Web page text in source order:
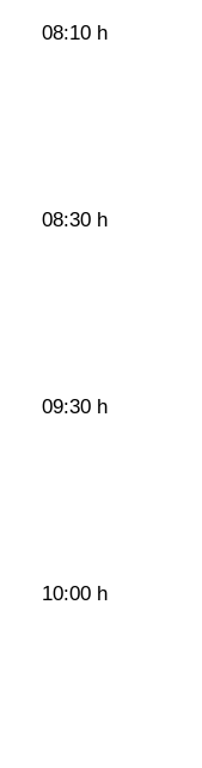
08:10 h
08:30 h
09:30 h
10:00 h